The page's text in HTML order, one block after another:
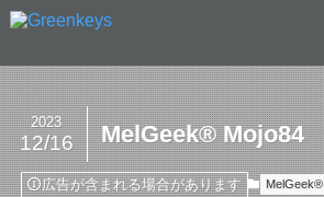
MelGeek®︎ Mojo84
2023
12/16
広告が含まれる場合があります MelGeek®︎